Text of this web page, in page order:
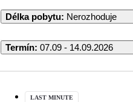
Délka pobytu: Nerozhoduje
Termín: 07.09 - 14.09.2026
LAST MINUTE